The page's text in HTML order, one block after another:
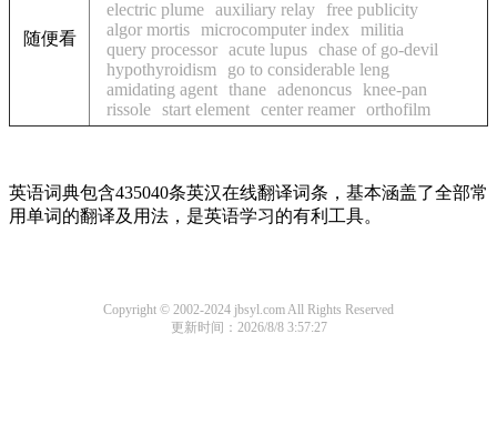
随便看
electric plume auxiliary relay
free publicity
algor mortis microcomputer index
militia
query processor acute lupus chase of go-devil
hypothyroidism
go to considerable leng
amidating agent thane adenoncus knee-pan
rissole start element center reamer orthofilm
英语词典包含435040条英汉在线翻译词条，基本涵盖了全部常
用单词的翻译及用法，是英语学习的有利工具。
Copyright © 2002-2024 jbsyl.com All Rights Reserved
更新时间：2026/8/8 3:57:27